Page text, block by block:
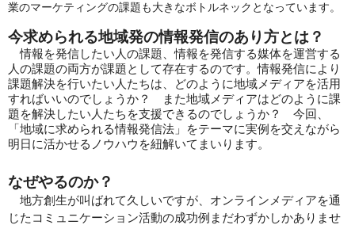
業のマーケティングの課題も大きなボトルネックとなっています。
今求められる地域発の情報発信のあり方とは？
情報を発信したい人の課題、情報を発信する媒体を運営する
人の課題の両方が課題として存在するのです。情報発信により
課題解決を行いたい人たちは、どのように地域メディアを活用
すればいいのでしょうか？ また地域メディアはどのように課
題を解決したい人たちを支援できるのでしょうか？ 今回、
「地域に求められる情報発信法」をテーマに実例を交えながら
明日に活かせるノウハウを紐解いてまいります。
なぜやるのか？
地方創生が叫ばれて久しいですが、オンラインメディアを通
じたコミュニケーション活動の成功例まだわずかしかありませ